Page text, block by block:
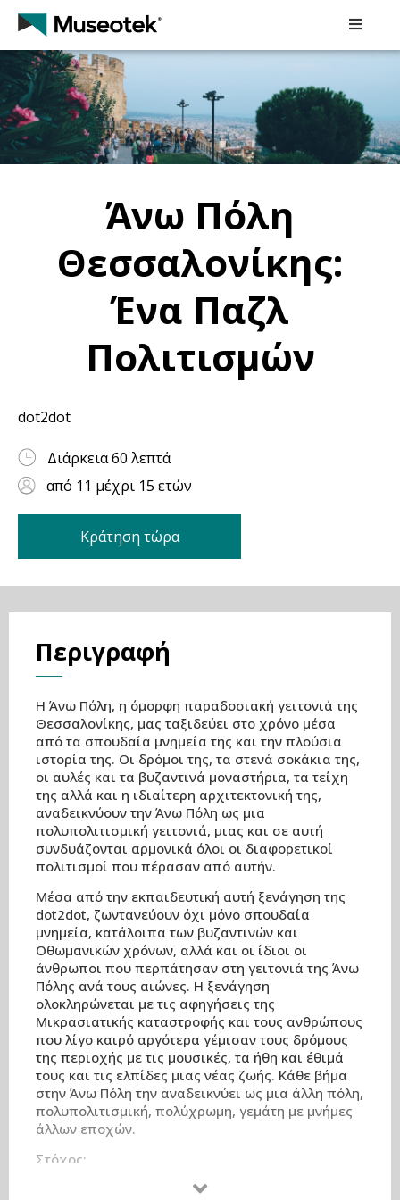
Αρχική
Museotek
Συνεργαζόμενοι
Προγράμματα
Επικοινωνία
Άνω Πόλη
Θεσσαλονίκης:
Ένα Παζλ
Πολιτισμών
dot2dot
Διάρκεια 60 λεπτά
από 11 μέχρι 15 ετών
Κράτηση τώρα
Περιγραφή
Η Άνω Πόλη, η όμορφη παραδοσιακή γειτονιά της
Θεσσαλονίκης, μας ταξιδεύει στο χρόνο μέσα
από τα σπουδαία μνημεία της και την πλούσια
ιστορία της. Οι δρόμοι της, τα στενά σοκάκια της,
οι αυλές και τα βυζαντινά μοναστήρια, τα τείχη
της αλλά και η ιδιαίτερη αρχιτεκτονική της,
αναδεικνύουν την Άνω Πόλη ως μια
πολυπολιτισμική γειτονιά, μιας και σε αυτή
συνδυάζονται αρμονικά όλοι οι διαφορετικοί
πολιτισμοί που πέρασαν από αυτήν.
Μέσα από την εκπαιδευτική αυτή ξενάγηση της
dot2dot, ζωντανεύουν όχι μόνο σπουδαία
μνημεία, κατάλοιπα των βυζαντινών και
Οθωμανικών χρόνων, αλλά και οι ίδιοι οι
άνθρωποι που περπάτησαν στη γειτονιά της Άνω
Πόλης ανά τους αιώνες. Η ξενάγηση
ολοκληρώνεται με τις αφηγήσεις της
Μικρασιατικής καταστροφής και τους ανθρώπους
που λίγο καιρό αργότερα γέμισαν τους δρόμους
της περιοχής με τις μουσικές, τα ήθη και έθιμά
τους και τις ελπίδες μιας νέας ζωής. Κάθε βήμα
στην Άνω Πόλη την αναδεικνύει ως μια άλλη πόλη,
πολυπολιτισμική, πολύχρωμη, γεμάτη με μνήμες
άλλων εποχών.
Στόχος:
– η κατανόηση της σημασίας της πολιτιστικής